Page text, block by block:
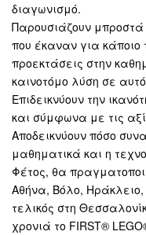
διαγωνισμό.
Παρουσιάζουν μπροστά
που έκαναν για κάποιο
προεκτάσεις στην
καινοτόμο λύση σε
Επιδεικνύουν την
και σύμφωνα με τις
Αποδεικνύουν πόσο
μαθηματικά και η
Φέτος, θα
Αθήνα, Βόλο,
τελικός στη
χρονιά το FIRST®